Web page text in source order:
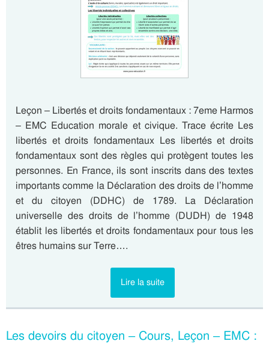
Leçon – Libertés et droits fondamentaux : 7eme Harmos
– EMC Education morale et civique. Trace écrite Les
libertés et droits fondamentaux Les libertés et droits
fondamentaux sont des règles qui protègent toutes les
personnes. En France, ils sont inscrits dans des textes
importants comme la Déclaration des droits de l’homme
et du citoyen (DDHC) de 1789. La Déclaration
universelle des droits de l’homme (DUDH) de 1948
établit les libertés et droits fondamentaux pour tous les
êtres humains sur Terre….
Lire la suite
Les devoirs du citoyen – Cours, Leçon – EMC :